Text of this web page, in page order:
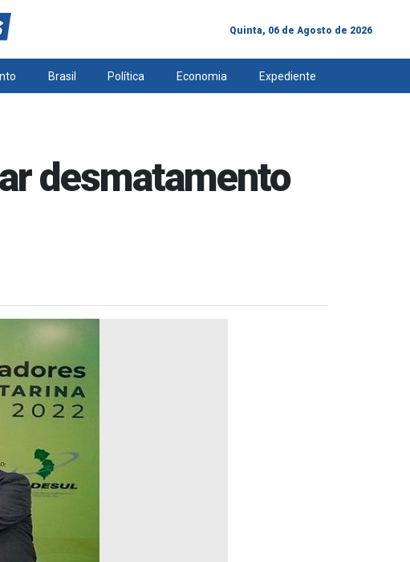
Quinta, 06 de Agosto de 2026
Brasil Política Economia Expediente
desmatamento